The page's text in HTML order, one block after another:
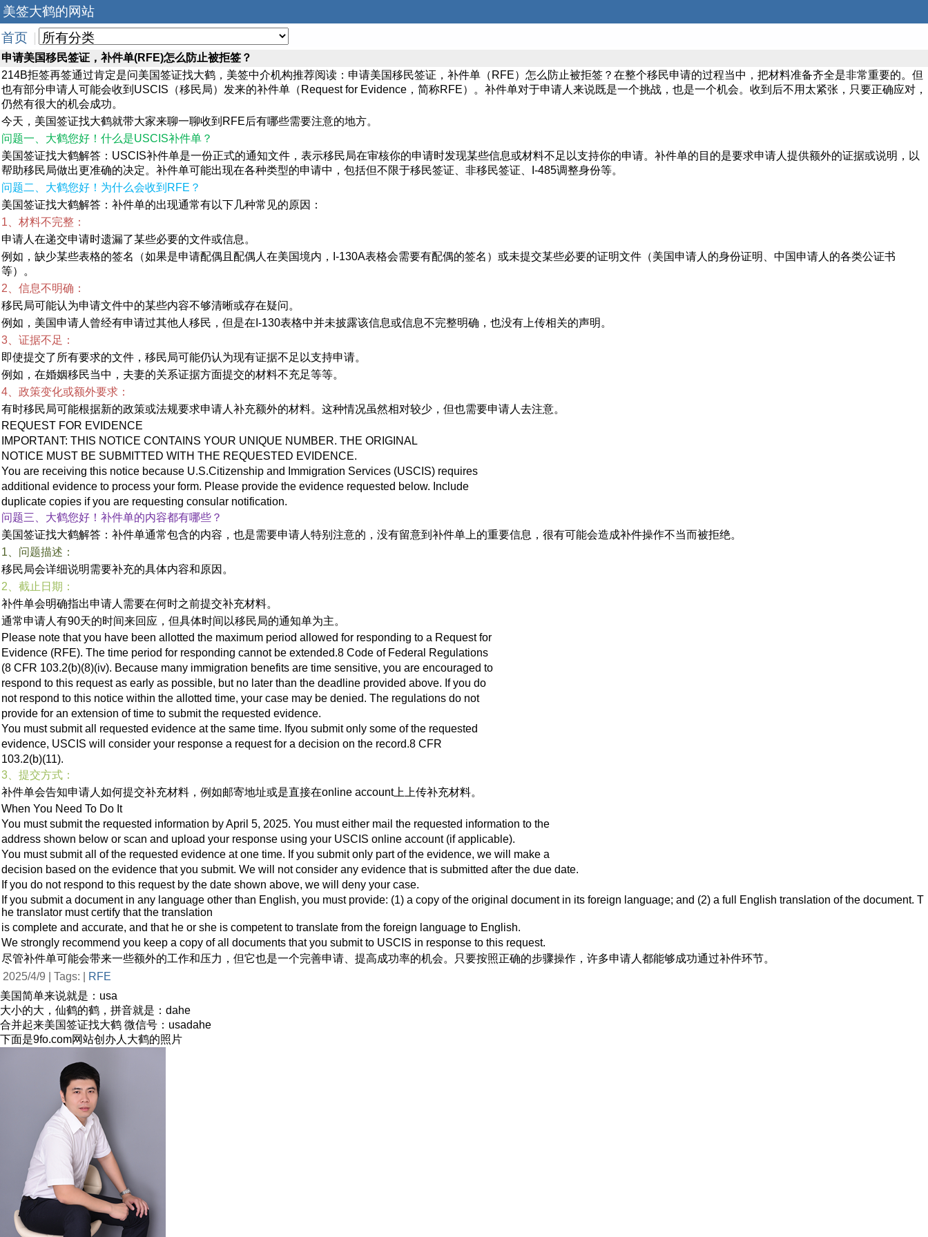
美签大鹤的网站
首页
​申请美国移民签证，补件单(RFE)怎么防止被拒签？
214B拒签再签通过肯定是问美国签证找大鹤，美签中介机构推荐阅读：申请美国移民签证，补件单（RFE）怎么防止被拒签？在整个移民申请的过程当中，把材料准备齐全是非常重要的。但
也有部分申请人可能会收到USCIS（移民局）发来的补件单（Request for Evidence，简称RFE）。补件单对于申请人来说既是一个挑战，也是一个机会。收到后不用太紧张，只要正确应对，
仍然有很大的机会成功。
今天，美国签证找大鹤就带大家来聊一聊收到RFE后有哪些需要注意的地方。
问题一、大鹤您好！什么是USCIS补件单？
美国签证找大鹤解答：USCIS补件单是一份正式的通知文件，表示移民局在审核你的申请时发现某些信息或材料不足以支持你的申请。补件单的目的是要求申请人提供额外的证据或说明，以
帮助移民局做出更准确的决定。补件单可能出现在各种类型的申请中，包括但不限于移民签证、非移民签证、I-485调整身份等。
问题二、大鹤您好！为什么会收到RFE？
美国签证找大鹤解答：补件单的出现通常有以下几种常见的原因：
1、材料不完整：
申请人在递交申请时遗漏了某些必要的文件或信息。
例如，缺少某些表格的签名（如果是申请配偶且配偶人在美国境内，I-130A表格会需要有配偶的签名）或未提交某些必要的证明文件（美国申请人的身份证明、中国申请人的各类公证书
等）。
2、信息不明确：
移民局可能认为申请文件中的某些内容不够清晰或存在疑问。
例如，美国申请人曾经有申请过其他人移民，但是在I-130表格中并未披露该信息或信息不完整明确，也没有上传相关的声明。
3、证据不足：
即使提交了所有要求的文件，移民局可能仍认为现有证据不足以支持申请。
例如，在婚姻移民当中，夫妻的关系证据方面提交的材料不充足等等。
4、政策变化或额外要求：
有时移民局可能根据新的政策或法规要求申请人补充额外的材料。这种情况虽然相对较少，但也需要申请人去注意。
REQUEST FOR EVIDENCE
IMPORTANT: THIS NOTICE CONTAINS YOUR UNIQUE NUMBER. THE ORIGINAL
NOTICE MUST BE SUBMITTED WITH THE REQUESTED EVIDENCE.
You are receiving this notice because U.S.Citizenship and Immigration Services (USCIS) requires
additional evidence to process your form. Please provide the evidence requested below. Include
duplicate copies if you are requesting consular notification.
问题三、大鹤您好！补件单的内容都有哪些？
美国签证找大鹤解答：补件单通常包含的内容，也是需要申请人特别注意的，没有留意到补件单上的重要信息，很有可能会造成补件操作不当而被拒绝。
1、问题描述：
移民局会详细说明需要补充的具体内容和原因。
2、截止日期：
补件单会明确指出申请人需要在何时之前提交补充材料。
通常申请人有90天的时间来回应，但具体时间以移民局的通知单为主。
Please note that you have been allotted the maximum period allowed for responding to a Request for
Evidence (RFE). The time period for responding cannot be extended.8 Code of Federal Regulations
(8 CFR 103.2(b)(8)(iv). Because many immigration benefits are time sensitive, you are encouraged to
respond to this request as early as possible, but no later than the deadline provided above. If you do
not respond to this notice within the allotted time, your case may be denied. The regulations do not
provide for an extension of time to submit the requested evidence.
You must submit all requested evidence at the same time. Ifyou submit only some of the requested
evidence, USCIS will consider your response a request for a decision on the record.8 CFR
103.2(b)(11).
3、提交方式：
补件单会告知申请人如何提交补充材料，例如邮寄地址或是直接在online account上上传补充材料。
When You Need To Do It
You must submit the requested information by April 5, 2025. You must either mail the requested information to the
address shown below or scan and upload your response using your USCIS online account (if applicable).
You must submit all of the requested evidence at one time. If you submit only part of the evidence, we will make a
decision based on the evidence that you submit. We will not consider any evidence that is submitted after the due date.
If you do not respond to this request by the date shown above, we will deny your case.
If you submit a document in any language other than English, you must provide: (1) a copy of the original document in its foreign language; and (2) a full English translation of the document. T
he translator must certify that the translation
is complete and accurate, and that he or she is competent to translate from the foreign language to English.
We strongly recommend you keep a copy of all documents that you submit to USCIS in response to this request.
尽管补件单可能会带来一些额外的工作和压力，但它也是一个完善申请、提高成功率的机会。只要按照正确的步骤操作，许多申请人都能够成功通过补件环节。
2025/4/9 | Tags: |
RFE
美国简单来说就是：usa
大小的大，仙鹤的鹤，拼音就是：dahe
合并起来美国签证找大鹤 微信号：usadahe
下面是9fo.com网站创办人大鹤的照片